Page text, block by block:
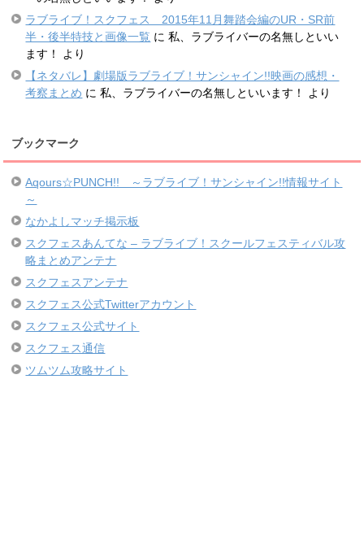
ラブライブ！スクフェス 2015年11月舞踏会編のUR・SR前
半・後半特技と画像一覧 に私、ラブライバーの名無しといい
ます！
より
【ネタバレ】劇場版ラブライブ！サンシャイン!!映画の感想・
考察まとめ に私、ラブライバーの名無しといいます！ より
ブックマーク
Aqours☆PUNCH!! ～ラブライブ！サンシャイン!!情報サイト
～
なかよしマッチ掲示板
スクフェスあんてな – ラブライブ！スクールフェスティバル攻
略まとめアンテナ
スクフェスアンテナ
スクフェス公式Twitterアカウント
スクフェス公式サイト
スクフェス通信
ツムツム攻略サイト